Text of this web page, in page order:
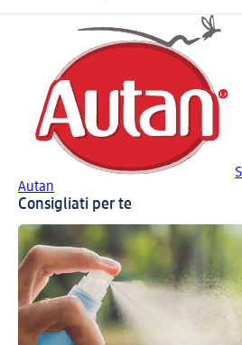
Autan
Consigliati per te